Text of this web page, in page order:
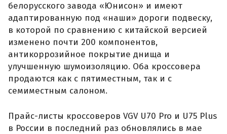
белорусского завода «Юнисон» и имеют
адаптированную под «наши» дороги подвеску,
в которой по сравнению с китайской версией
изменено почти 200 компонентов,
антикоррозийное покрытие днища и
улучшенную шумоизоляцию. Оба кроссовера
продаются как с пятиместным, так и с
семиместным салоном.
Прайс-листы кроссоверов VGV U70 Pro и U75 Plus
в России в последний раз обновлялись в мае